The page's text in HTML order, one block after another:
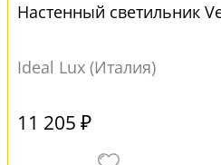
Настенный светильник
Ideal Lux (Италия)
11 205 ₽